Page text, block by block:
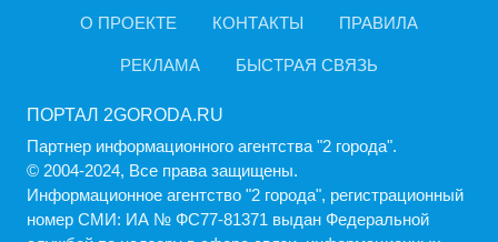
О ПРОЕКТЕ КОНТАКТЫ ПРАВИЛА
РЕКЛАМА БЫСТРАЯ СВЯЗЬ
ПОРТАЛ 2GORODA.RU
Партнер информационного агентства "2 города".
© 2004-2024, Все права защищены.
Информационное агентство "2 города", регистрационный
номер СМИ: ИА № ФС77-81371 выдан Федеральной